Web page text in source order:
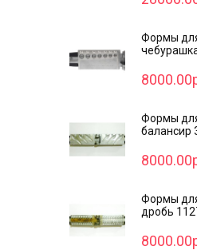
Формы
Формы
балансир
Формы
дробь